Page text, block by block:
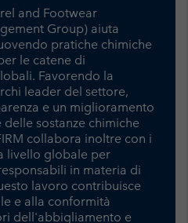
and Footwear
Group) aiuta
pratiche chimiche
le catene di
Favorendo la
leader del settore,
e un miglioramento
sostanze chimiche
collabora inoltre con i
livello globale per
in materia di
lavoro contribuisce
e alla conformità
dell'abbigliamento e